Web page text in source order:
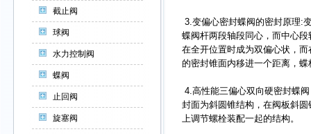
截止阀
球阀
水力控制阀
蝶阀
止回阀
旋塞阀
3.变偏心密封蝶阀的密封原理:
蝶阀杆两段轴段同心，而中心
在全开位置时成为双偏心状，
的密封锥面内移进一个距离，
4.高性能三偏心双向硬密封蝶
封面为斜圆锥结构，在阀板斜
上调节螺栓装配一起的结构。